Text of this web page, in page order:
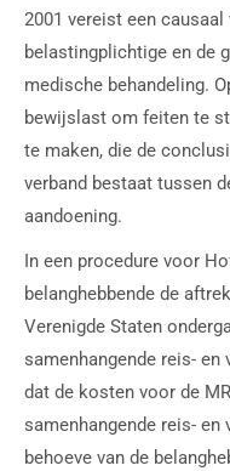
2001 vereist een
belastingplichtige en de
medische behandeling.
bewijslast om feiten te
te maken, die de
verband bestaat tussen
aandoening.
In een procedure voor
belanghebbende de
Verenigde Staten
samenhangende reis-
dat de kosten voor de
samenhangende reis-
behoeve van de